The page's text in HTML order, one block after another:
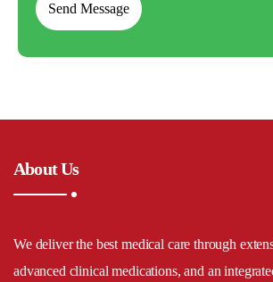
About Us
We deliver the best medical care through
advanced clinical medications, and an